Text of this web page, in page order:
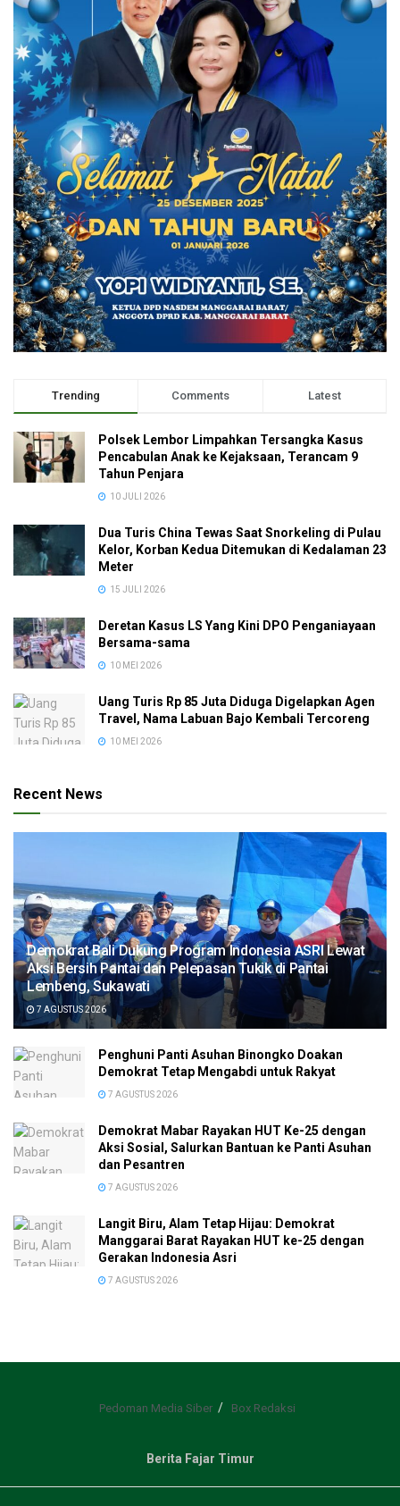
Trending Comments Latest
Polsek Lembor Limpahkan Tersangka Kasus
Pencabulan Anak ke Kejaksaan, Terancam 9
Tahun Penjara
10 JULI 2026
Dua Turis China Tewas Saat Snorkeling di Pulau
Kelor, Korban Kedua Ditemukan di Kedalaman 23
Meter
15 JULI 2026
Deretan Kasus LS Yang Kini DPO Penganiayaan
Bersama-sama
10 MEI 2026
Uang Turis Rp 85 Juta Diduga Digelapkan Agen
Travel, Nama Labuan Bajo Kembali Tercoreng
10 MEI 2026
Recent News
Demokrat Bali Dukung Program Indonesia ASRI Lewat
Aksi Bersih Pantai dan Pelepasan Tukik di Pantai
Lembeng, Sukawati
7 AGUSTUS 2026
Penghuni Panti Asuhan Binongko Doakan
Demokrat Tetap Mengabdi untuk Rakyat
7 AGUSTUS 2026
Demokrat Mabar Rayakan HUT Ke-25 dengan
Aksi Sosial, Salurkan Bantuan ke Panti Asuhan
dan Pesantren
7 AGUSTUS 2026
Langit Biru, Alam Tetap Hijau: Demokrat
Manggarai Barat Rayakan HUT ke-25 dengan
Gerakan Indonesia Asri
7 AGUSTUS 2026
Pedoman Media Siber Box Redaksi
Berita Fajar Timur